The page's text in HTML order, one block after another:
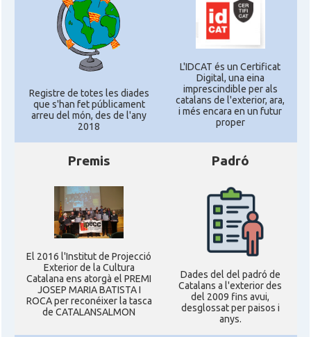
Registre de totes les diades
que s'han fet públicament
arreu del món, des de l'any
2018
L'IDCAT és un Certificat
Digital, una eina
imprescindible per als
catalans de l'exterior, ara,
i més encara en un futur
proper
Premis
El 2016 l'Institut de Projecció
Exterior de la Cultura
Catalana ens atorgà el PREMI
JOSEP MARIA BATISTA I
ROCA per reconéixer la tasca
de CATALANSALMON
Padró
Dades del del padró de
Catalans a l'exterior des
del 2009 fins avui,
desglossat per paisos i
anys.